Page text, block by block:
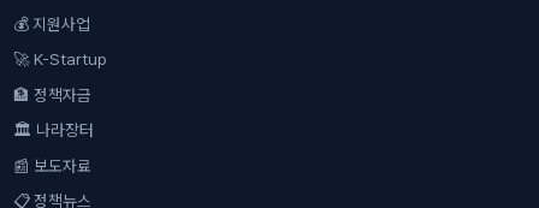
💰 지원사업
🚀 K-Startup
🏦 정책자금
🏛 나라장터
📰 보도자료
📋 정책뉴스